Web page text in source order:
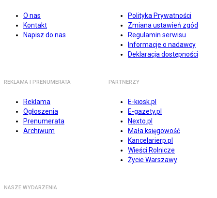
O nas
Kontakt
Napisz do nas
Polityka Prywatności
Zmiana ustawień zgód
Regulamin serwisu
Informacje o nadawcy
Deklaracja dostępności
REKLAMA I PRENUMERATA
Reklama
Ogłoszenia
Prenumerata
Archiwum
PARTNERZY
E-kiosk.pl
E-gazety.pl
Nexto.pl
Mała księgowość
Kancelarierp.pl
Wieści Rolnicze
Życie Warszawy
NASZE WYDARZENIA